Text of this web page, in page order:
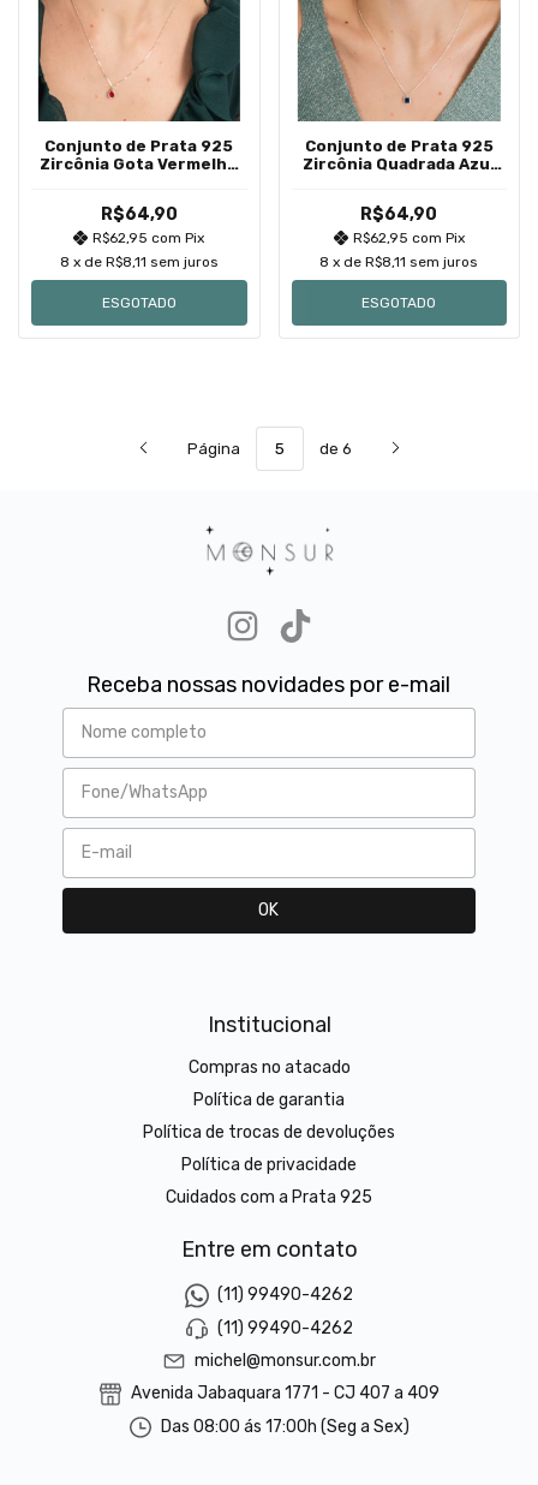
Conjunto de Prata 925
Zircônia Gota Vermelho
R$64,90
R$62,95com Pix
8 x de R$8,11 sem juros
ESGOTADO
Conjunto de Prata 925
Zircônia Quadrada Azul
R$64,90
R$62,95 com Pix
8 x deR$8,11 sem juros
ESGOTADO
Página de 6
Receba nossas novidades por e-mail
Institucional
Compras no atacado
Política de garantia
Política de trocas de devoluções
Política de privacidade
Cuidados com a Prata 925
Entre em contato
(11) 99490-4262
(11) 99490-4262
michel@monsur.com.br
Avenida Jabaquara 1771 - CJ 407 a 409
Das 08:00 ás 17:00h (Seg a Sex)